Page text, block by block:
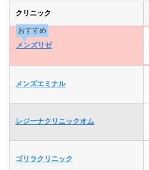
クリニック
おすすめ
メンズリゼ
メンズエミナル
レジーナクリニックオム
ゴリラクリニック